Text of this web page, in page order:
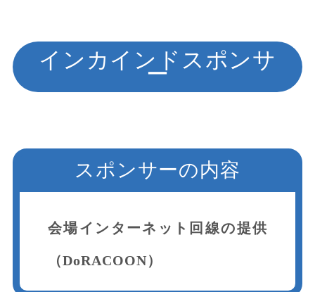
インカインドスポンサ
ー
スポンサーの内容
会場インターネット回線の提供
（DoRACOON）